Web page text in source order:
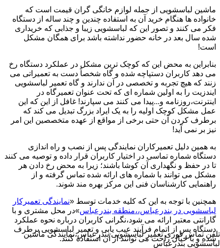
ماشین لباسشویی از جمله لوازم خانگی گران قیمت است که
خانواده ها هنگام خرید آن به استفاده چندین و چند ساله از دستگاه
فکر می کنند و تصور این که لباسشویی زیبا و جذابی که خریداری
شده سال بعد در خانه حضور نداشته باشد برای همگان مشکل
است!
بنابراین به محض این که کوچک ترین مشکل در عملکرد دستگاه رخ
می دهد کاربران دستپاچه شده و گاه شخصاً دست به تعمیراتی می
زنند که هیچ تجربه و تخصصی در آن ندارند و گاه تعمیر لباسشویی
ایندزیت را به اولین شماره ای که تحت عنوان تعمیرگاه در
اینترنت،روزنامه و...پیدا می کنند می سپارند! غافل از این که این
عمل مشکل کوچک اولیه را به یک ایراد بزرگ تبدیل می کند که
برطرف کردن آن حتی برخی از مواقع از عهده متخصصین این امر
نیز بر نمی آید!
به همین دلیل تعمیرکاران نمایندگی پس از نصب و راه اندازی
دستگاه شماره تماسی در اختیار کاربران قرار داده و توصیه می کنند
تا در حفظ و نگهداری آن کوشا باشند؛ زیرا به محض رخ دادن هر
مشکل می توانند با شماره های ارائه شده تماس گرفته و از
راهنمایی کارشناسان فنی این مرکز بهره مند شوند.
همچنین با توجه به این که کلیه خدمات توسط «نمایندگی تعمیرکار
لباسشویی در بندرعباس،،منطقه بندرعباس»در محل مشتری و با
گارانتی معتبر ارائه می شود،نگرانی کاربران درباره نحوه عملکرد
دستگاه پس از اتمام فرآیند عیب یابی و تعمیر لباسشویی برطرف
شده و با خیال راحت می توانند از آن استفاده کنند.
تلفن تماس فوریتعمیر لباسشویی بندرعباس،نمایندگی ماشین
لباسشویی بندرعباس